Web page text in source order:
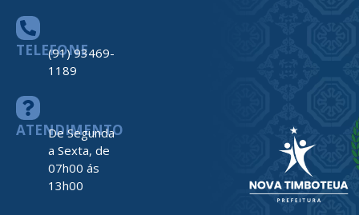
TELEFONE
(91) 93469-
1189
ATENDIMENTO
De Segunda
a Sexta, de
07h00 ás
13h00